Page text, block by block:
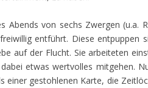
Abends von sechs Zwergen (u.a.
entführt. Diese entpuppen
auf der Flucht. Sie arbeiteten
etwas wertvolles mitgehen.
einer gestohlenen Karte, die